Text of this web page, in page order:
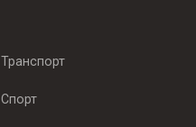
Транспорт
Спорт